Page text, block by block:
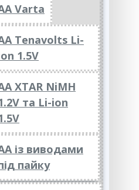
Varta
Tenavolts Li-
1.5V
XTAR NiMH
та Li-ion
із виводами
пайку